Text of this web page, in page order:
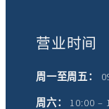
营业时间
周一至周五：
周六：
10:00 –